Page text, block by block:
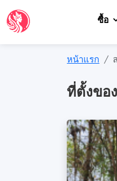
ซื้อ
หน้าแรก
ที่ตั้งขอ